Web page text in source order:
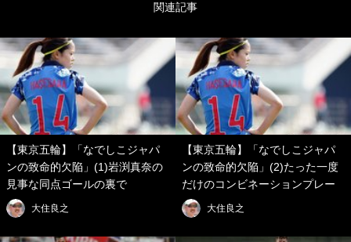
関連記事
【東京五輪】「なでしこジャパ
ンの致命的欠陥」(1)岩渕真奈の
見事な同点ゴールの裏で
大住良之
【東京五輪】「なでしこジャパ
ンの致命的欠陥」(2)たった一度
だけのコンビネーションプレー
大住良之